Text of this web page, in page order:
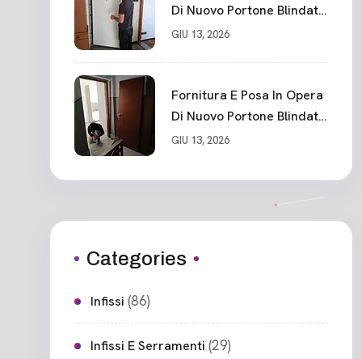
Di Nuovo Portone Blindato
Classe 3 Sicurezza
GIU 13, 2026
Fornitura E Posa In Opera
Di Nuovo Portone Blindato
Ceparana
GIU 13, 2026
Categories
Infissi (86)
Infissi E Serramenti (29)